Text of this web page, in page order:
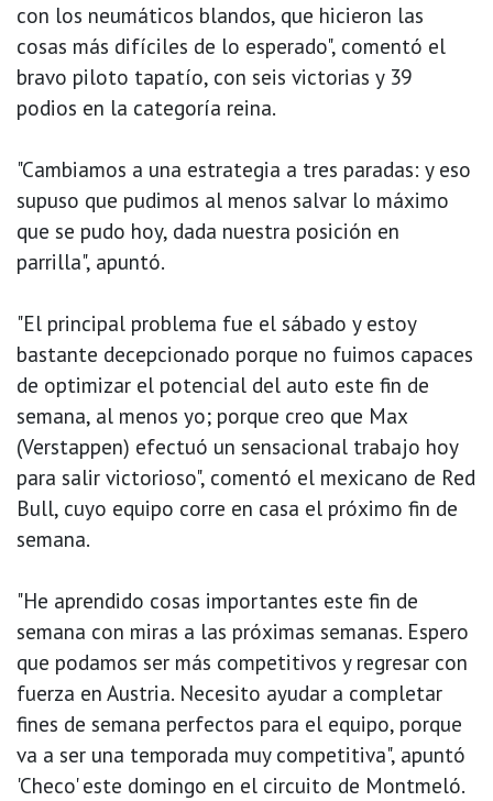
con los neumáticos blandos, que hicieron las
cosas más difíciles de lo esperado", comentó el
bravo piloto tapatío, con seis victorias y 39
podios en la categoría reina.
"Cambiamos a una estrategia a tres paradas: y eso
supuso que pudimos al menos salvar lo máximo
que se pudo hoy, dada nuestra posición en
parrilla", apuntó.
"El principal problema fue el sábado y estoy
bastante decepcionado porque no fuimos capaces
de optimizar el potencial del auto este fin de
semana, al menos yo; porque creo que Max
(Verstappen) efectuó un sensacional trabajo hoy
para salir victorioso", comentó el mexicano de Red
Bull, cuyo equipo corre en casa el próximo fin de
semana.
"He aprendido cosas importantes este fin de
semana con miras a las próximas semanas. Espero
que podamos ser más competitivos y regresar con
fuerza en Austria. Necesito ayudar a completar
fines de semana perfectos para el equipo, porque
va a ser una temporada muy competitiva", apuntó
'Checo' este domingo en el circuito de Montmeló.